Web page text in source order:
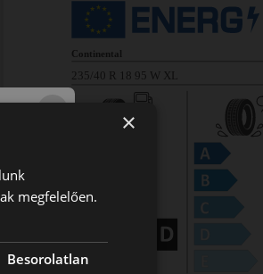
×
megfelelően.
Besorolatlan